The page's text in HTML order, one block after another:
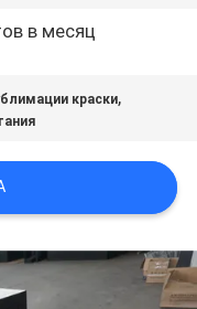
в месяц
краски,